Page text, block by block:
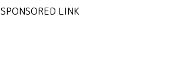
SPONSORED LINK